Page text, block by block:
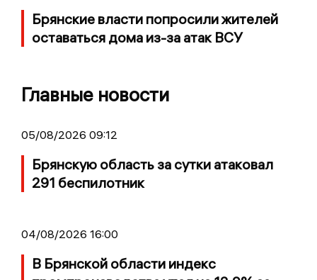
Брянские власти попросили жителей
оставаться дома из-за атак ВСУ
Главные новости
05/08/2026 09:12
Брянскую область за сутки атаковал
291 беспилотник
04/08/2026 16:00
В Брянской области индекс